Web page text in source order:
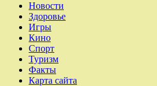
Новости
Здоровье
Игры
Кино
Спорт
Туризм
Факты
Карта сайта